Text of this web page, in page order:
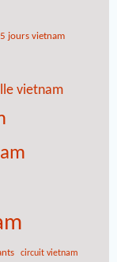
jours vietnam
vietnam
circuit vietnam